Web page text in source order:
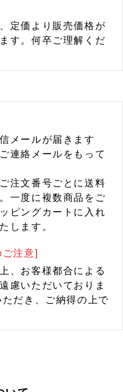
定価より販売価格が
す。何卒ご理解くだ
メールが届きます
連絡メールをもって
注文番号ごとに送料
一度に複数商品をご
ピングカートに入れ
します。
注意]
、お客様都合による
慮いただいておりま
だき、ご納得の上で